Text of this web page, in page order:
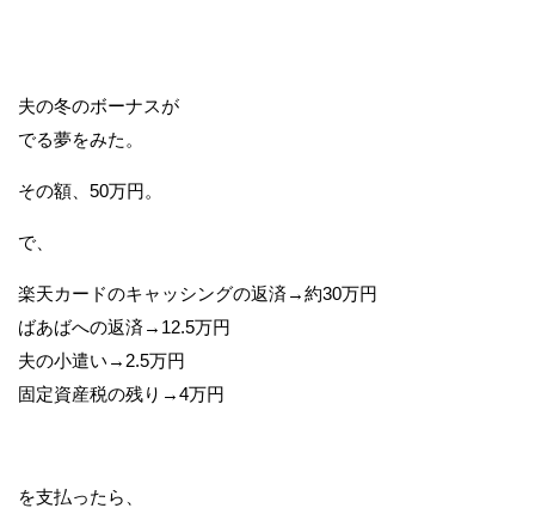
夫の冬のボーナスが
でる夢をみた。
その額、50万円。
で、
楽天カードのキャッシングの返済→約30万円
ばあばへの返済→12.5万円
夫の小遣い→2.5万円
固定資産税の残り→4万円
を支払ったら、